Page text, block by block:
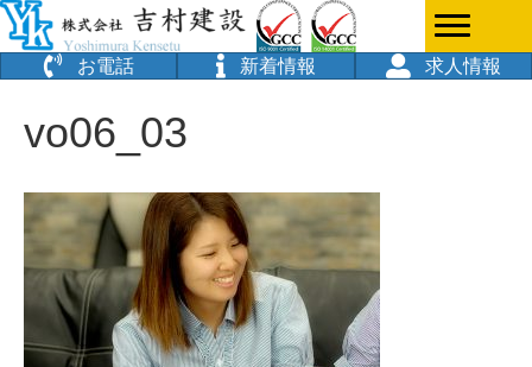
お電話 新着情報 求人情報
vo06_03